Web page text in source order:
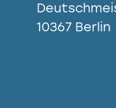
10367 Berlin